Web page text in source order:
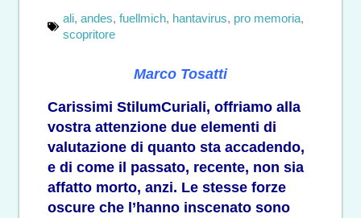
ali, andes, fuellmich, hantavirus, pro memoria,
scopritore
Marco Tosatti
Carissimi StilumCuriali, offriamo alla
vostra attenzione due elementi di
valutazione di quanto sta accadendo,
e di come il passato, recente, non sia
affatto morto, anzi. Le stesse forze
oscure che l’hanno inscenato sono